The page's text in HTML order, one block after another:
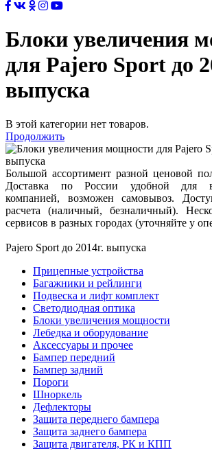
Блоки увеличения
для Pajero Sport до
выпуска
В этой категории нет товаров.
Продолжить
Большой ассортимент разной ценовой
Доставка по России удобной для
компанией, возможен самовывоз.
расчета (наличный, безналичный).
сервисов в разных городах (уточняйте у
Pajero Sport до 2014г. выпуска
Прицепные устройства
Багажники и рейлинги
Подвеска и лифт комплект
Светодиодная оптика
Блоки увеличения мощности
Лебедка и оборудование
Аксессуары и прочее
Бампер передний
Бампер задний
Пороги
Шноркель
Дефлекторы
Защита переднего бампера
Защита заднего бампера
Защита двигателя, РК и КПП